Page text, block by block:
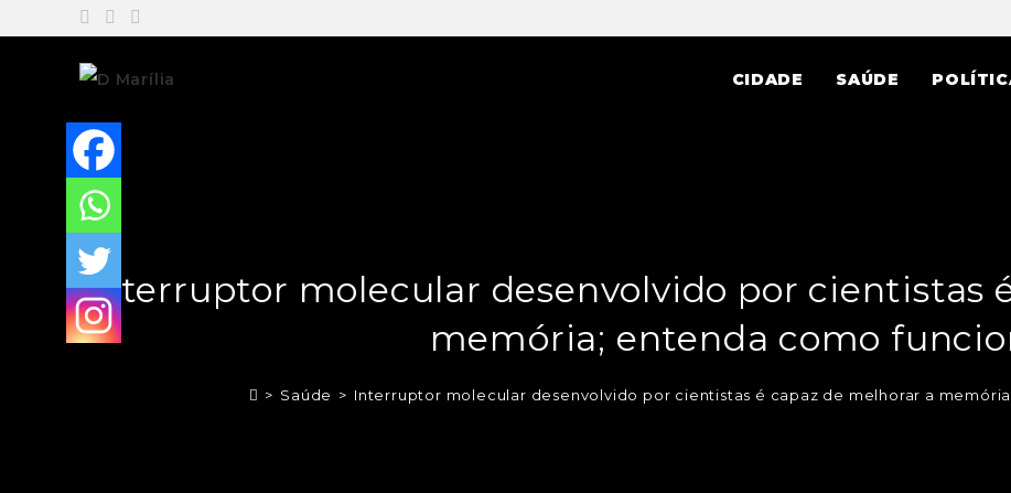
CIDADE SAÚDE
Interruptor molecular desenvolvido por cientistas
memória; entenda como
> Saúde > Interruptor molecular desenvolvido por cientistas é capaz de melhorar a